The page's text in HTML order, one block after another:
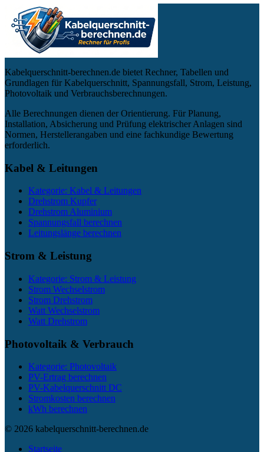
Kabelquerschnitt-berechnen.de bietet Rechner, Tabellen und
Grundlagen für Kabelquerschnitt, Spannungsfall, Strom, Leistung,
Photovoltaik und Verbrauchsberechnungen.
Alle Berechnungen dienen der Orientierung. Für Planung,
Installation, Absicherung und Prüfung elektrischer Anlagen sind
Normen, Herstellerangaben und eine fachkundige Bewertung
erforderlich.
Kabel & Leitungen
Kategorie: Kabel & Leitungen
Drehstrom Kupfer
Drehstrom Aluminium
Spannungsfall berechnen
Leitungslänge berechnen
Strom & Leistung
Kategorie: Strom & Leistung
Strom Wechselstrom
Strom Drehstrom
Watt Wechselstrom
Watt Drehstrom
Photovoltaik & Verbrauch
Kategorie: Photovoltaik
PV-Ertrag berechnen
PV-Kabelquerschnitt DC
Stromkosten berechnen
kWh berechnen
© 2026 kabelquerschnitt-berechnen.de
Startseite